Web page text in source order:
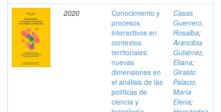
2020
Conocimiento y
procesos
interactivos en
contextos
territoriales:
nuevas
dimensiones en
el análisis de las
políticas de
ciencia y
Casas
Guerrero,
Rosalba;
Arancibia
Gutiérrez,
Eliana;
Giraldo
Palacio,
María
Elena;